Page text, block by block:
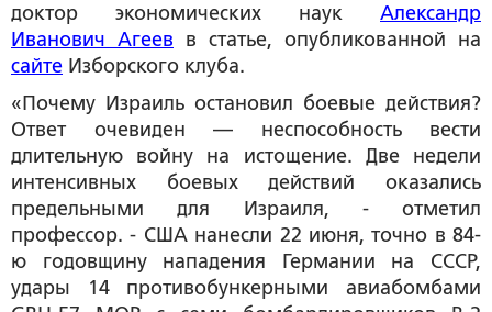
доктор экономических наук Александр
Иванович Агеев в статье, опубликованной на
сайте Изборского клуба.
«Почему Израиль остановил боевые действия?
Ответ очевиден — неспособность вести
длительную войну на истощение. Две недели
интенсивных боевых действий оказались
предельными для Израиля, - отметил
профессор. - США нанесли 22 июня, точно в 84-
ю годовщину нападения Германии на СССР,
удары 14 противобункерными авиабомбами